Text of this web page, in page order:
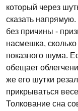
который через
сказать
без причины -
насмешка,
показного шума.
обещает
же его шутки
прикрываться
Толкование сна